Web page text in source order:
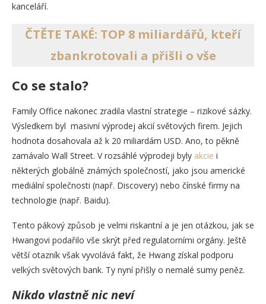
kanceláří.
ČTĚTE TAKÉ: TOP 8 miliardářů, kteří
zbankrotovali a přišli o vše
Co se stalo?
Family Office nakonec zradila vlastní strategie – rizikové sázky.
Výsledkem byl masivní výprodej akcií světových firem. Jejich
hodnota dosahovala až k 20 miliardám USD. Ano, to pěkně
zamávalo Wall Street. V rozsáhlé výprodeji byly akcie i
některých globálně známých společností, jako jsou americké
mediální společnosti (např. Discovery) nebo čínské firmy na
technologie (např. Baidu).
Tento pákový způsob je velmi riskantní a je jen otázkou, jak se
Hwangovi podařilo vše skrýt před regulatorními orgány. Ještě
větší otazník však vyvolává fakt, že Hwang získal podporu
velkých světových bank. Ty nyní přišly o nemalé sumy peněz.
Nikdo vlastně nic neví